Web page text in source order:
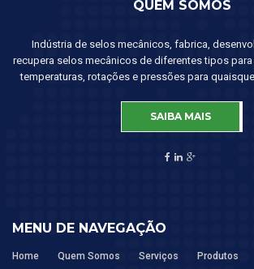
QUEM SOMOS
Indústria de selos mecânicos, fabrica,
recupera selos mecânicos de diferentes tipos
temperaturas, rotações e pressões para
SAIBA MAIS
MENU DE NAVEGAÇÃO
Home Quem Somos Serviços
Produtos